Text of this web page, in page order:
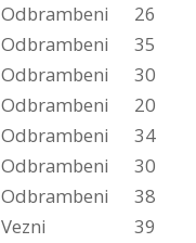
Odbrambeni
26
Odbrambeni
35
Odbrambeni
30
Odbrambeni
20
Odbrambeni
34
Odbrambeni
30
Odbrambeni
38
Vezni
39